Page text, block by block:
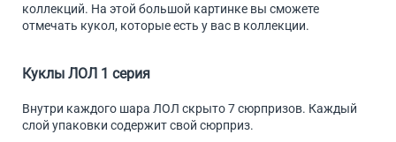
коллекций. На этой большой картинке вы сможете
отмечать кукол, которые есть у вас в коллекции.
Куклы ЛОЛ 1 серия
Внутри каждого шара ЛОЛ скрыто 7 сюрпризов. Каждый
слой упаковки содержит свой сюрприз.